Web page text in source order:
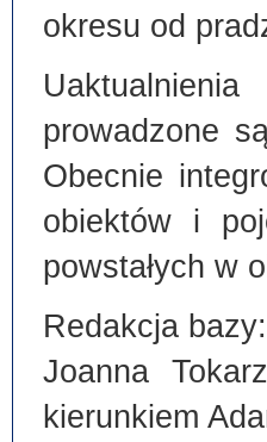
okresu od
prowadzone
Obecnie
obiektów i
powstałych w
Redakcja bazy:
Joanna
kierunkiem